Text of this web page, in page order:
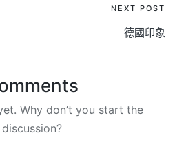
NEXT POST
德國印象
Why don’t you start the
discussion?